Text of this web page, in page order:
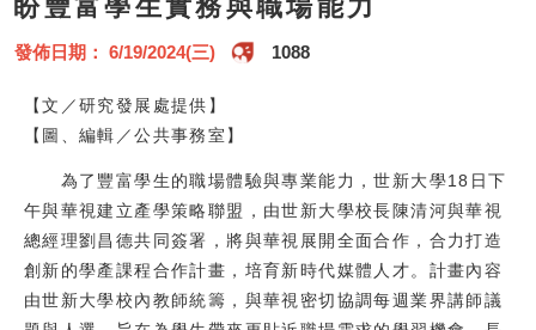
新生
在校生
教職員
校友
媒體
盼豐富學生實務與職場能力
發佈日期： 6/19/2024(三) 1088
【文／研究發展處提供】
【圖、編輯／公共事務室】
為了豐富學生的職場體驗與專業能力，世新大學18日下
午與華視建立產學策略聯盟，由世新大學校長陳清河與華視
總經理劉昌德共同簽署，將與華視展開全面合作，合力打造
創新的學產課程合作計畫，培育新時代媒體人才。計畫內容
由世新大學校內教師統籌，與華視密切協調每週業界講師議